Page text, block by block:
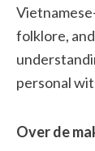
folklore,
personal
Over de